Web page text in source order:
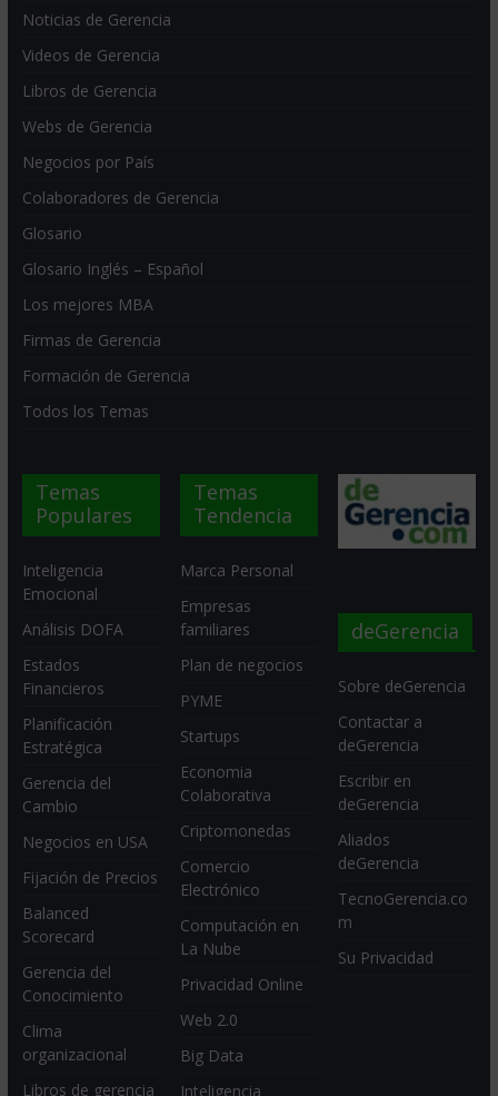
Noticias de Gerencia
Videos de Gerencia
Libros de Gerencia
Webs de Gerencia
Negocios por País
Colaboradores de Gerencia
Glosario
Glosario Inglés – Español
Los mejores MBA
Firmas de Gerencia
Formación de Gerencia
Todos los Temas
Temas
Populares
Inteligencia
Emocional
Análisis DOFA
Estados
Financieros
Planificación
Estratégica
Gerencia del
Cambio
Negocios en USA
Fijación de Precios
Balanced
Scorecard
Gerencia del
Conocimiento
Clima
organizacional
Libros de gerencia
Temas
Tendencia
Marca Personal
Empresas
familiares
Plan de negocios
PYME
Startups
Economia
Colaborativa
Criptomonedas
Comercio
Electrónico
Computación en
La Nube
Privacidad Online
Web 2.0
Big Data
Inteligencia
deGerencia
Sobre deGerencia
Contactar a
deGerencia
Escribir en
deGerencia
Aliados
deGerencia
TecnoGerencia.co
m
Su Privacidad